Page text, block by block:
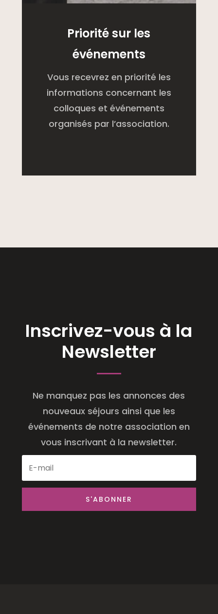
Priorité sur les
événements
Vous recevrez en priorité les
informations concernant les
colloques et événements
organisés par l’association.
Inscrivez-vous à la
Newsletter
Ne manquez pas les annonces des
nouveaux séjours ainsi que les
événements de notre association en
vous inscrivant à la newsletter.
S'ABONNER